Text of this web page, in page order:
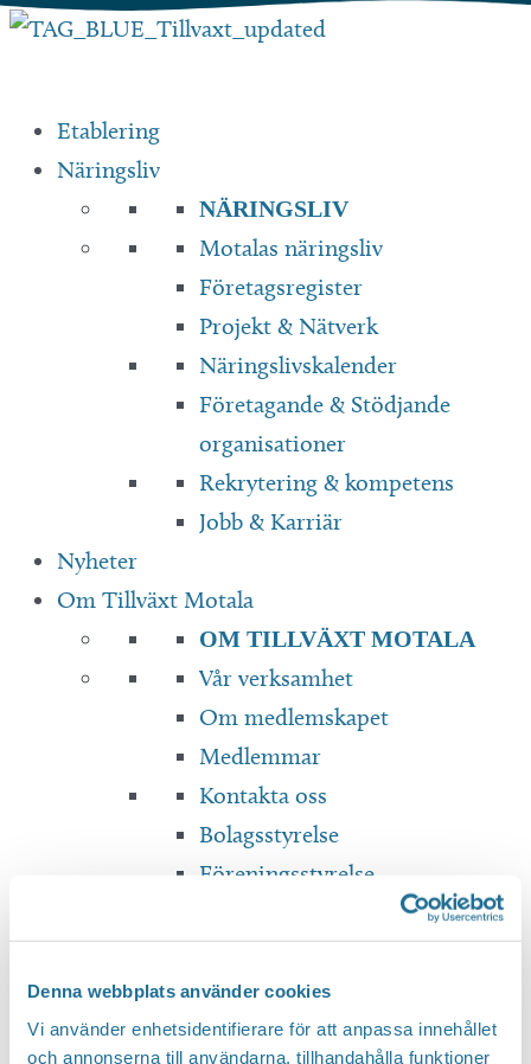
Denna webbplats använder cookies
Vi använder enhetsidentifierare för att anpassa innehållet
och annonserna till användarna, tillhandahålla funktioner
Hoppa
Etablering
Näringsliv
NÄRINGSLIV
Motalas näringsliv
Företagsregister
Projekt & Nätverk
Näringslivskalender
Företagande & Stödjande
organisationer
Rekrytering & kompetens
Jobb & Karriär
Nyheter
Om Tillväxt Motala
OM TILLVÄXT MOTALA
Vår verksamhet
Om medlemskapet
Medlemmar
Kontakta oss
Bolagsstyrelse
Föreningsstyrelse
Dokument & Rapporter
Translate